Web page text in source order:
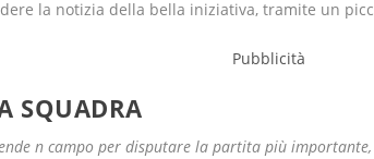
la notizia della bella iniziativa, tramite un
n campo per disputare la partita più
alimentare per i più bisognosi con prodotti che